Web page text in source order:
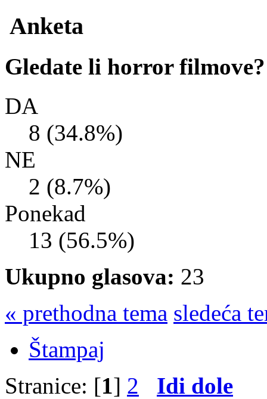
Anketa
Gledate li horror filmove?
DA
8 (34.8%)
NE
2 (8.7%)
Ponekad
13 (56.5%)
Ukupno glasova: 23
« prethodna tema sledeća
Štampaj
Stranice: [1] 2 Idi dole